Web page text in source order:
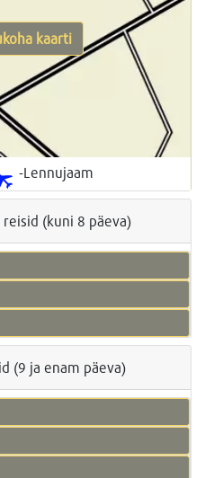
-Lennujaam
kaarti
(kuni 8 päeva)
(9 ja enam päeva)